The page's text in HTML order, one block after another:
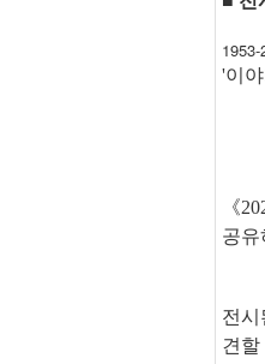
1953-
'이
《
공유
전시
견할